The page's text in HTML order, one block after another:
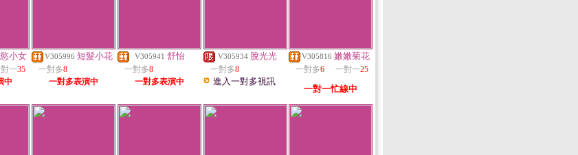
小女
一35
中
V305996 短髮小花
一對多8
一對多表演中
V305941 舒怡
一對多8
一對多表演中
V305934 脫光光
一對多8
進入一對多視訊
V305816 嫩嫩菊花
一對多6 一對一25
一對一忙線中